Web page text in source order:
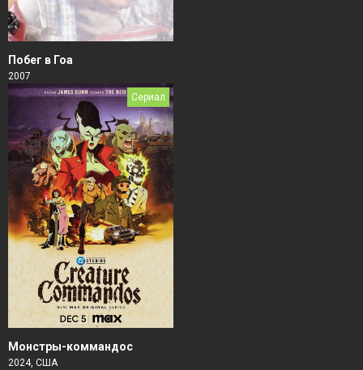
Побег в Гоа
2007
Сериал
Монстры-коммандос
2024, США